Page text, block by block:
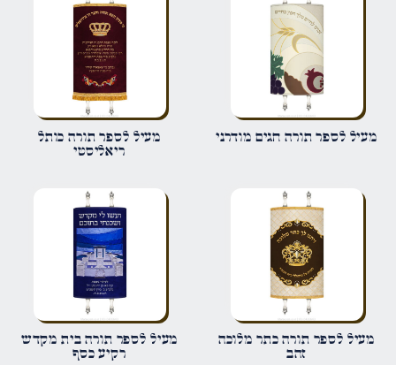
הביקורת שלך*
שם*
שמור בדפדפן זה את השם, האימייל והאתר שלי לפעם הבאה שאגיב.
מעיל לספר תורה חגים מודרני
מעיל לספר תורה כותל
ריאליסטי
מעיל לספר תורה כתר מלוכה
זהב
מעיל לספר תורה בית מקדש
רקיע כסף